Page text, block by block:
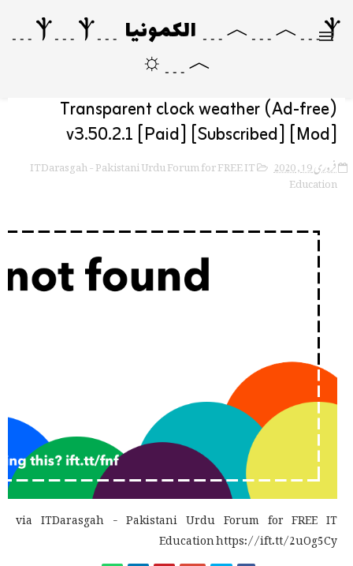
Ⲯ﹍︿﹍︿﹍ الکمونیا ﹍Ⲯ﹍Ⲯ﹍
︿﹍☼
Transparent clock weather (Ad-free)
v3.50.2.1 [Paid] [Subscribed] [Mod]
فروری 19, 2020 ITDarasgah - Pakistani Urdu Forum for FREE IT
Education
via ITDarasgah - Pakistani Urdu Forum for FREE IT
Education https://ift.tt/2uOg5Cy